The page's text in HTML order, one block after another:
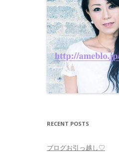
RECENT POSTS
ブログお引っ越し♡